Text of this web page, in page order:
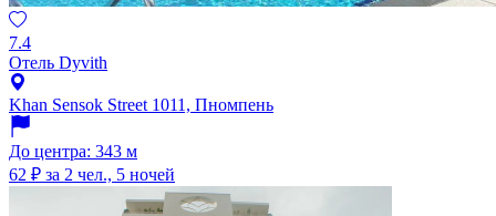
7.4
Отель Dyvith
Khan Sensok Street 1011, Пномпень
До центра: 343 м
62 ₽ за 2 чел., 5 ночей